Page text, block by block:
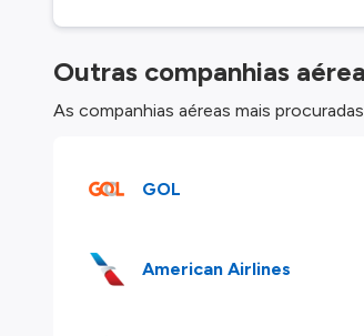
Outras companhias
As companhias aéreas mais
GOL
American Airlines